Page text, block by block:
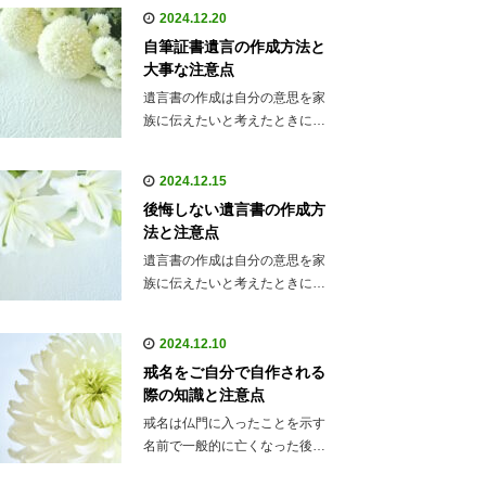
2024.12.20
自筆証書遺言の作成方法と
大事な注意点
遺言書の作成は自分の意思を家
族に伝えたいと考えたときに…
2024.12.15
後悔しない遺言書の作成方
法と注意点
遺言書の作成は自分の意思を家
族に伝えたいと考えたときに…
2024.12.10
戒名をご自分で自作される
際の知識と注意点
戒名は仏門に入ったことを示す
名前で一般的に亡くなった後…